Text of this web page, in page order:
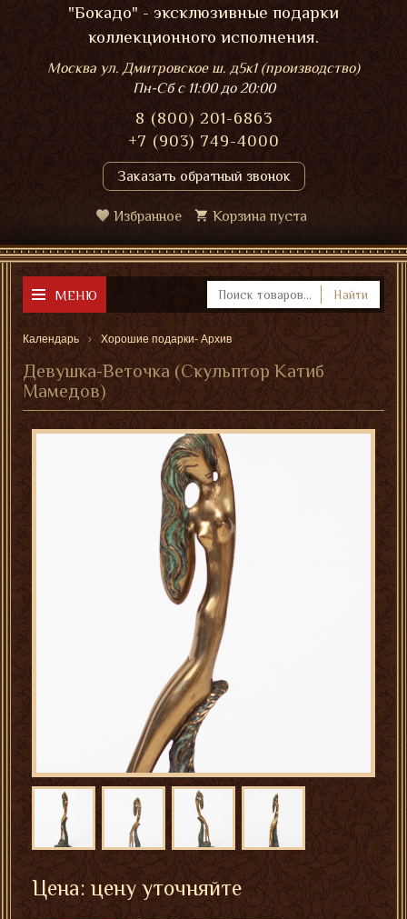
"Бокадо" - эксклюзивные подарки
коллекционного исполнения.
Москва ул. Дмитровское ш. д5к1 (производство)
Пн-Сбс 11:00 до 20:00
8 (800) 201-6863
+7 (903) 749-4000
Заказать обратный звонок
Избранное Корзина пуста
МЕНЮ Найти
Календарь Хорошие подарки- Архив
Девушка-Веточка (Скульптор Катиб
Мамедов)
голая
девушка
из
бронзы
скульптура
голой
девушки
голая
девушка
в бронзе
Цена: цену уточняйте